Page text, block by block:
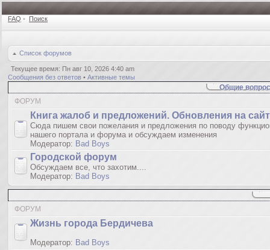
FAQ • Поиск
Список форумов
Текущее время: Пн авг 10, 2026 4:40 am
Сообщения без ответов • Активные темы
Общие
ФОРУМ
Книгa жалoб и пpедлoжeний. Обновления на
Сюда пишем свои пожелания и предложения по поводу
нашего портала и форума и обсуждаем изменения
Модератор: Bad Boys
Городской форум
Обсуждаем все, что захотим....
Модератор: Bad Boys
ФОРУМ
Жизнь города Бердичева
Модератор: Bad Boys